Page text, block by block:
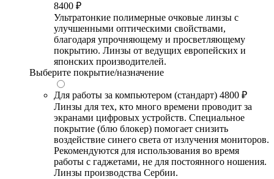
8400 ₽
Ультратонкие полимерные очковые линзы с
улучшенными оптическими свойствами,
благодаря упрочняющему и просветляющему
покрытию. Линзы от ведущих европейских и
японских производителей.
Выберите покрытие/назначение
Для работы за компьютером (стандарт) 4800 ₽
Линзы для тех, кто много времени проводит за
экранами цифровых устройств. Специальное
покрытие (блю блокер) помогает снизить
воздействие синего света от излучения мониторов.
Рекомендуются для использования во время
работы с гаджетами, не для постоянного ношения.
Линзы производства Сербии.